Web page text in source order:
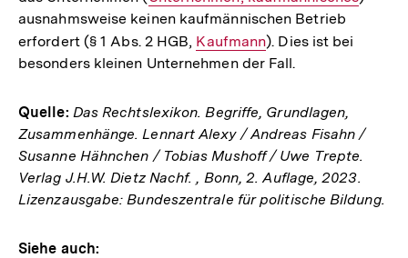
Link:
ausnahmsweise keinen kaufmännischen Betrieb
erfordert (§ 1 Abs. 2 HGB, Interner
Link:
Kaufmann). Dies ist bei
besonders kleinen Unternehmen der Fall.
Quelle: Das Rechtslexikon. Begriffe, Grundlagen,
Zusammenhänge. Lennart Alexy / Andreas Fisahn /
Susanne Hähnchen / Tobias Mushoff / Uwe Trepte.
Verlag J.H.W. Dietz Nachf. , Bonn, 2. Auflage, 2023.
Lizenzausgabe: Bundeszentrale für politische Bildung.
Siehe auch: